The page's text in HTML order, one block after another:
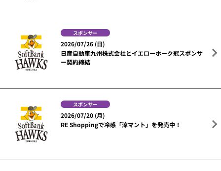
スポンサー
2026/07/26 (日)
日産自動車九州株式会社とイエローホーク冠スポンサ
ー契約締結
スポンサー
2026/07/20 (月)
RE Shoppingで冷感「涼マント」を発売中！